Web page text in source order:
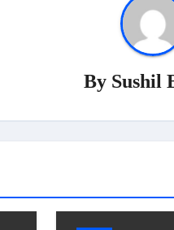
By Sushil